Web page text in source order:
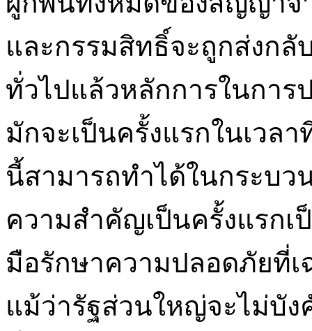
และกรรมสิทธิ์จะถูกส่งกลั
ทั่วไปแล้วหลักการในกา
มักจะเป็นครั้งแรกในเวล
นี้สามารถทำได้ในกระบว
ความสำคัญเป็นครั้งแรกเ
มือรักษาความปลอดภัยที่เ
แม้ว่ารัฐส่วนใหญ่จะไม่บั